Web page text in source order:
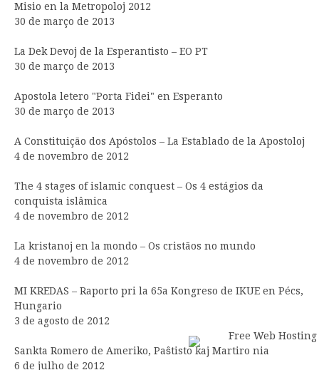
Misio en la Metropoloj 2012
30 de março de 2013
La Dek Devoj de la Esperantisto – EO PT
30 de março de 2013
Apostola letero "Porta Fidei" en Esperanto
30 de março de 2013
A Constituição dos Apóstolos – La Establado de la Apostoloj
4 de novembro de 2012
The 4 stages of islamic conquest – Os 4 estágios da
conquista islâmica
4 de novembro de 2012
La kristanoj en la mondo – Os cristãos no mundo
4 de novembro de 2012
MI KREDAS – Raporto pri la 65a Kongreso de IKUE en Pécs,
Hungario
3 de agosto de 2012
Sankta Romero de Ameriko, Paŝtisto kaj Martiro nia
6 de julho de 2012